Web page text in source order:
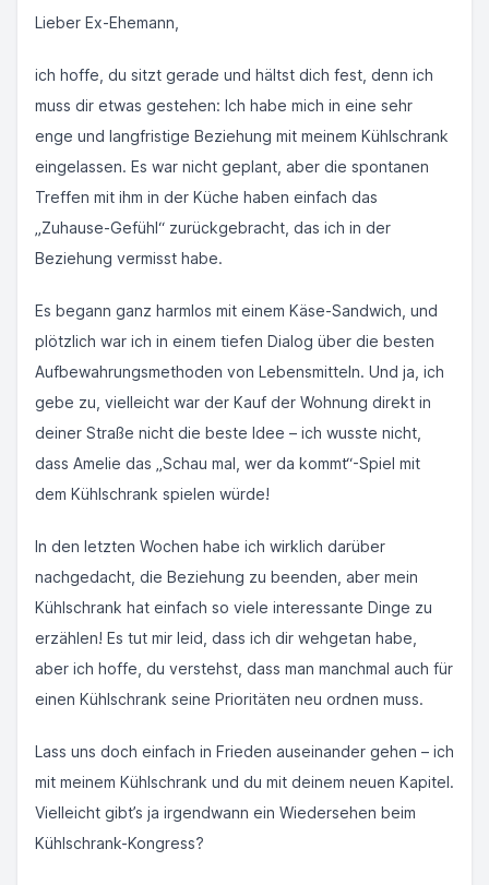
Lieber Ex-Ehemann,
ich hoffe, du sitzt gerade und hältst dich fest, denn ich
muss dir etwas gestehen: Ich habe mich in eine sehr
enge und langfristige Beziehung mit meinem Kühlschrank
eingelassen. Es war nicht geplant, aber die spontanen
Treffen mit ihm in der Küche haben einfach das
„Zuhause-Gefühl“ zurückgebracht, das ich in der
Beziehung vermisst habe.
Es begann ganz harmlos mit einem Käse-Sandwich, und
plötzlich war ich in einem tiefen Dialog über die besten
Aufbewahrungsmethoden von Lebensmitteln. Und ja, ich
gebe zu, vielleicht war der Kauf der Wohnung direkt in
deiner Straße nicht die beste Idee – ich wusste nicht,
dass Amelie das „Schau mal, wer da kommt“-Spiel mit
dem Kühlschrank spielen würde!
In den letzten Wochen habe ich wirklich darüber
nachgedacht, die Beziehung zu beenden, aber mein
Kühlschrank hat einfach so viele interessante Dinge zu
erzählen! Es tut mir leid, dass ich dir wehgetan habe,
aber ich hoffe, du verstehst, dass man manchmal auch für
einen Kühlschrank seine Prioritäten neu ordnen muss.
Lass uns doch einfach in Frieden auseinander gehen – ich
mit meinem Kühlschrank und du mit deinem neuen Kapitel.
Vielleicht gibt’s ja irgendwann ein Wiedersehen beim
Kühlschrank-Kongress?